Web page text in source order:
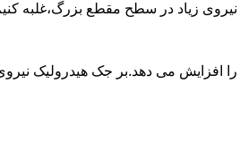
زیاد در سطح مقطع بزرگ،غلبه
می دهد.بر جک هیدرولیک